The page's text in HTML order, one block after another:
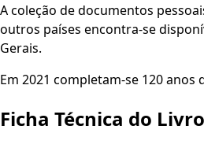
A coleção de documentos
outros países encontra-se
Gerais.
Em 2021 completam-se 120
Ficha Técnica do Livro